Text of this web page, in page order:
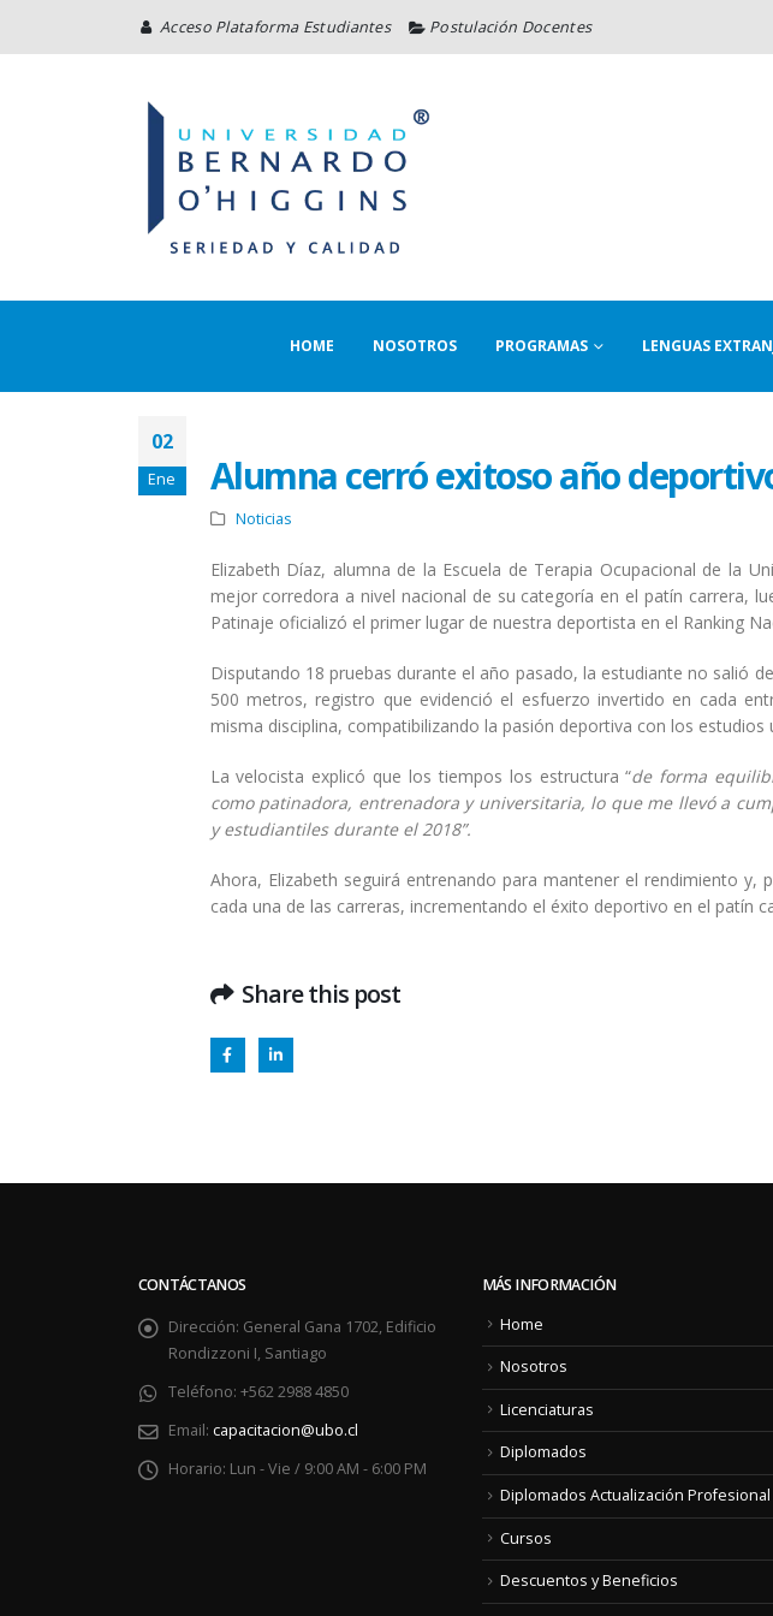
Acceso Plataforma Estudiantes Postulación Docentes
HOME NOSOTROS PROGRAMAS LENGUAS
02
Ene Alumna cerró exitoso año
Noticias
Elizabeth Díaz, alumna de la Escuela de Terapia Ocupacional de la
mejor corredora a nivel nacional de su categoría en el patín carrera,
Patinaje oficializó el primer lugar de nuestra deportista en el Ranking
Disputando 18 pruebas durante el año pasado, la estudiante no salió
500 metros, registro que evidenció el esfuerzo invertido en cada
misma disciplina, compatibilizando la pasión deportiva con los estudios
La velocista explicó que los tiempos los estructura “de forma
como patinadora, entrenadora y universitaria, lo que me llevó a
y estudiantiles durante el 2018”.
Ahora, Elizabeth seguirá entrenando para mantener el rendimiento y,
cada una de las carreras, incrementando el éxito deportivo en el patín
Share this post
Con gran éxito la
de Extensión
2 enero, 2020
Estudiantes de
de la UBO
Carrera Auto
Académico de la
comunidades agrícolas
20 diciembre, 2019
CONTÁCTANOS
Dirección: General Gana 1702, Edificio
Rondizzoni I, Santiago
Teléfono: +562 2988 4850
Email: capacitacion@ubo.cl
Horario: Lun - Vie / 9:00 AM - 6:00 PM
MÁS INFORMACIÓN
Home
Nosotros
Licenciaturas
Diplomados
Diplomados Actualización Profesional
Cursos
Descuentos y Beneficios